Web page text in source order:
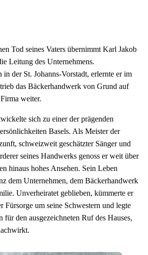
Tod seines Vaters übernimmt Karl Jakob
Leitung des Unternehmens.
in der St. Johanns-Vorstadt, erlernte er im
das Bäckerhandwerk von Grund auf
weiter.
sich zu einer der prägenden
Basels. Als Meister der
schweizweit geschätzter Sänger und
seines Handwerks genoss er weit über
hinaus hohes Ansehen. Sein Leben
dem Unternehmen, dem Bäckerhandwerk
Unverheiratet geblieben, kümmerte er
Fürsorge um seine Schwestern und legte
für den ausgezeichneten Ruf des Hauses,